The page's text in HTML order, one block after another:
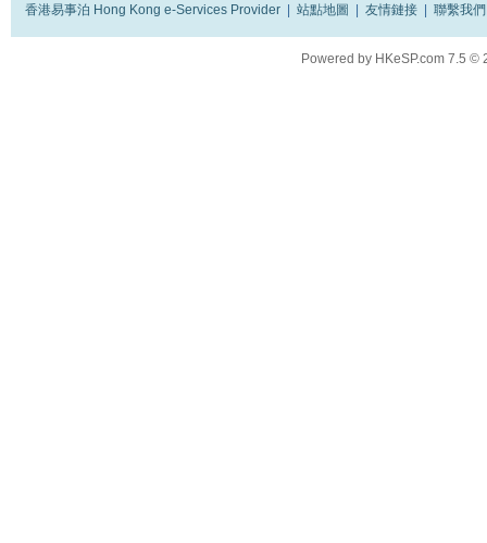
香港易事泊 Hong Kong e-Services Provider 站點地圖 友情鏈接 聯繫我們
Powered by HKeSP.com 7.5 ©